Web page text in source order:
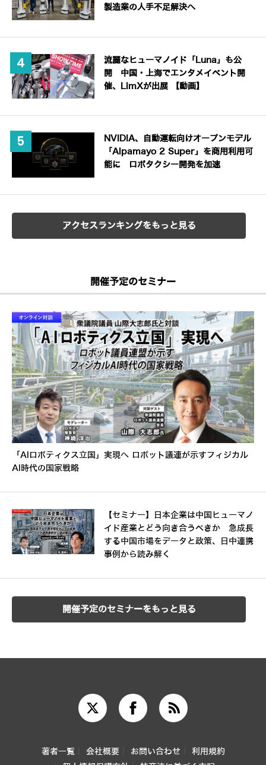
製造業の人手不足解決へ
流麗なヒューマノイド「Luna」も公
開 中国・上海でエンタメイベント開
催、LimXが出展 【動画】
NVIDIA、自動運転向けオープンモデル
「Alpamayo 2 Super」を商用利用可
能に ロボタクシー開発を加速
アクセスランキングをもっと見る
開催予定のセミナー
「AIロボティクス立国」実現へ ロボット議連が示すフィジカル
AI時代の国家戦略
【セミナー】日本企業は中国ヒューマノ
イド産業とどう向き合うべきか 急成長
する中国市場をデータと政策、日中連携
事例から読み解く
開催予定のセミナーをもっと見る
著者一覧 会社概要 お問い合わせ
利用規約